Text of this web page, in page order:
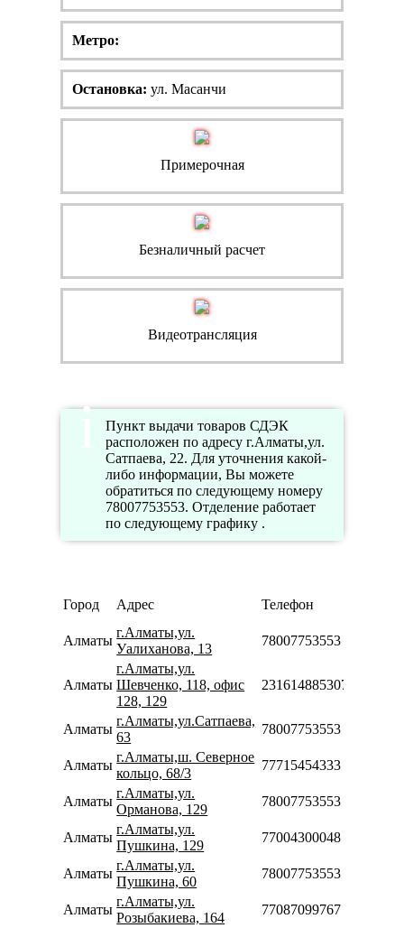
Метро:
Остановка: ул. Масанчи
Примерочная
Безналичный расчет
Видеотрансляция
Пункт выдачи товаров СДЭК
расположен по адресу г.Алматы,ул.
Сатпаева, 22. Для уточнения какой-
либо информации, Вы можете
обратиться по следующему номеру
78007753553. Отделение работает
по следующему графику .
Город Адрес Телефон
Алматы
г.Алматы,ул.
Уалиханова, 13
78007753553
Алматы
г.Алматы,ул.
Шевченко, 118, офис
128, 129
231614885307
Алматы
г.Алматы,ул.Сатпаева,
63
78007753553
Алматы
г.Алматы,ш. Северное
кольцо, 68/3
77715454333
Алматы
г.Алматы,ул.
Орманова, 129
78007753553
Алматы
г.Алматы,ул.
Пушкина, 129
77004300048
Алматы
г.Алматы,ул.
Пушкина, 60
78007753553
Алматы
г.Алматы,ул.
Розыбакиева, 164
77087099767